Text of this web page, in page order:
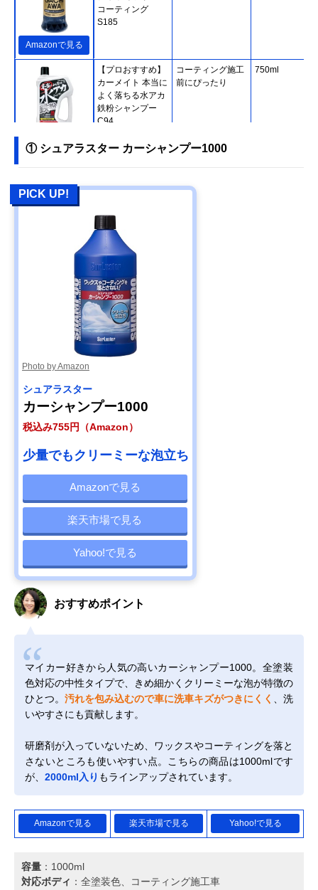
Amazonで見る
コーティング
S185
Amazonで見る
【プロおすすめ】
カーメイト 本当に
よく落ちる水アカ
鉄粉シャンプー
C94
コーティング施工
前にぴったり
750ml
Amazonで見る
【プロおすすめ】
ペルシード ドロッ
プシャンプー（撥
水コーティングカ
ーシャンプー濃縮
タイプ） PCD-
100
① シュアラスター カーシャンプー1000
PICK UP!
Photo by Amazon
シュアラスター
カーシャンプー1000
税込み755円（Amazon）
少量でもクリーミーな泡立ち
Amazonで見る
楽天市場で見る
Yahoo!で見る
おすすめポイント
マイカー好きから人気の高いカーシャンプー1000。全塗装
色対応の中性タイプで、きめ細かくクリーミーな泡が特徴の
ひとつ。 汚れを包み込むので車に洗車キズがつきにくく
、洗
いやすさにも貢献します。
研磨剤が入っていないため、ワックスやコーティングを落と
さないところも使いやすい点。こちらの商品は1000mlです
が、 2000ml入り もラインアップされています。
Amazonで見る 楽天市場で見る Yahoo!で見る
容量 ：1000ml
対応ボディ ：全塗装色、コーティング施工車